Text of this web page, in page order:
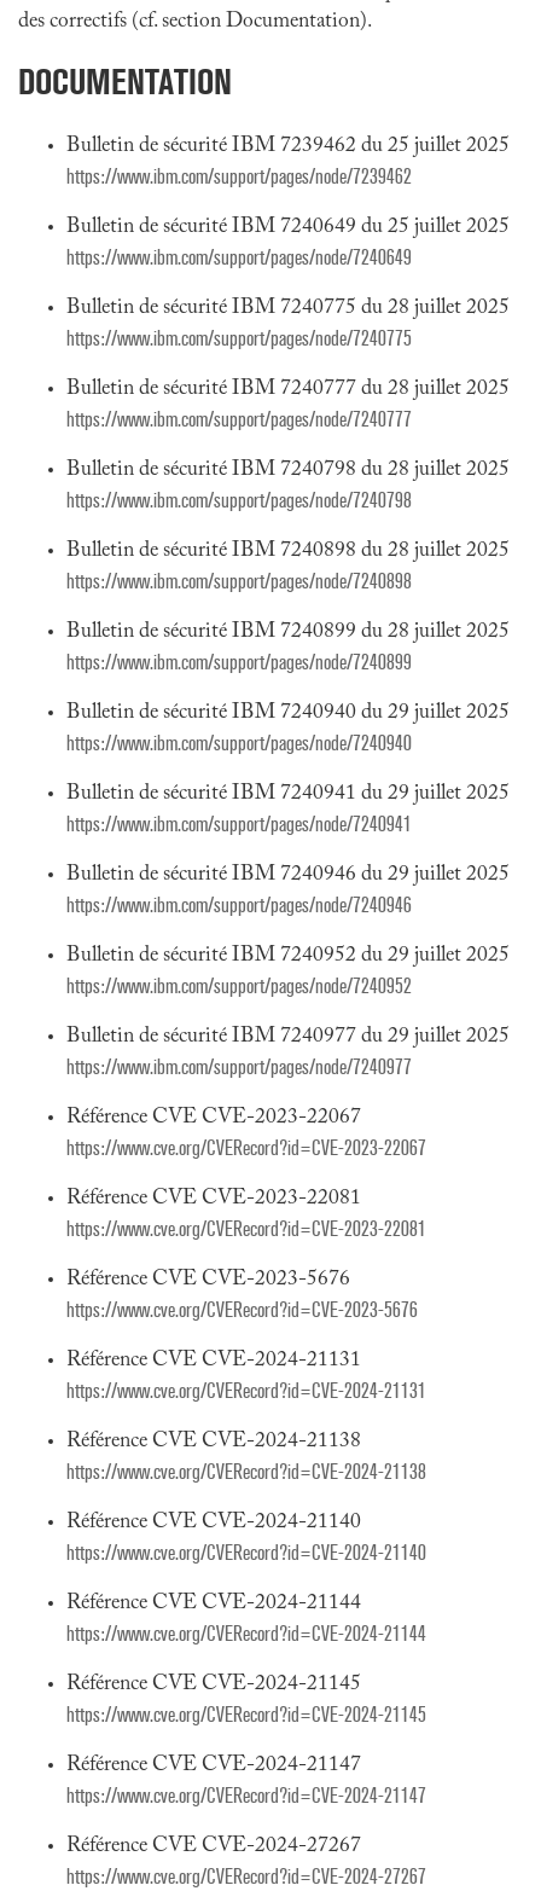
des correctifs (cf. section Documentation).
DOCUMENTATION
Bulletin de sécurité IBM 7239462 du 25 juillet 2025
https://www.ibm.com/support/pages/node/7239462
Bulletin de sécurité IBM 7240649 du 25 juillet 2025
https://www.ibm.com/support/pages/node/7240649
Bulletin de sécurité IBM 7240775 du 28 juillet 2025
https://www.ibm.com/support/pages/node/7240775
Bulletin de sécurité IBM 7240777 du 28 juillet 2025
https://www.ibm.com/support/pages/node/7240777
Bulletin de sécurité IBM 7240798 du 28 juillet 2025
https://www.ibm.com/support/pages/node/7240798
Bulletin de sécurité IBM 7240898 du 28 juillet 2025
https://www.ibm.com/support/pages/node/7240898
Bulletin de sécurité IBM 7240899 du 28 juillet 2025
https://www.ibm.com/support/pages/node/7240899
Bulletin de sécurité IBM 7240940 du 29 juillet 2025
https://www.ibm.com/support/pages/node/7240940
Bulletin de sécurité IBM 7240941 du 29 juillet 2025
https://www.ibm.com/support/pages/node/7240941
Bulletin de sécurité IBM 7240946 du 29 juillet 2025
https://www.ibm.com/support/pages/node/7240946
Bulletin de sécurité IBM 7240952 du 29 juillet 2025
https://www.ibm.com/support/pages/node/7240952
Bulletin de sécurité IBM 7240977 du 29 juillet 2025
https://www.ibm.com/support/pages/node/7240977
Référence CVE CVE-2023-22067
https://www.cve.org/CVERecord?id=CVE-2023-22067
Référence CVE CVE-2023-22081
https://www.cve.org/CVERecord?id=CVE-2023-22081
Référence CVE CVE-2023-5676
https://www.cve.org/CVERecord?id=CVE-2023-5676
Référence CVE CVE-2024-21131
https://www.cve.org/CVERecord?id=CVE-2024-21131
Référence CVE CVE-2024-21138
https://www.cve.org/CVERecord?id=CVE-2024-21138
Référence CVE CVE-2024-21140
https://www.cve.org/CVERecord?id=CVE-2024-21140
Référence CVE CVE-2024-21144
https://www.cve.org/CVERecord?id=CVE-2024-21144
Référence CVE CVE-2024-21145
https://www.cve.org/CVERecord?id=CVE-2024-21145
Référence CVE CVE-2024-21147
https://www.cve.org/CVERecord?id=CVE-2024-21147
Référence CVE CVE-2024-27267
https://www.cve.org/CVERecord?id=CVE-2024-27267